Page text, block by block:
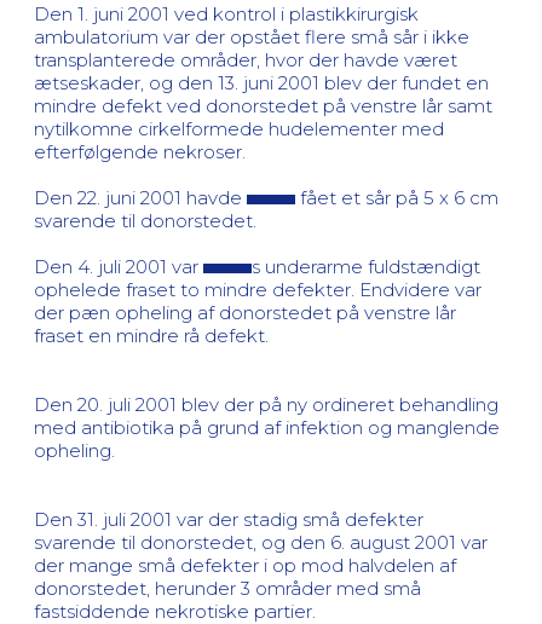
Den 1. juni 2001 ved kontrol i plastikkirurgisk
ambulatorium var der opstået flere små sår i ikke
transplanterede områder, hvor der havde været
ætseskader, og den 13. juni 2001 blev der fundet en
mindre defekt ved donorstedet på venstre lår samt
nytilkomne cirkelformede hudelementer med
efterfølgende nekroser.
Den 22. juni 2001 havde
fået et sår på 5 x 6 cm
svarende til donorstedet.
Den 4. juli 2001 var
s underarme fuldstændigt
ophelede fraset to mindre defekter. Endvidere var
der pæn opheling af donorstedet på venstre lår
fraset en mindre rå defekt.
Den 20. juli 2001 blev der på ny ordineret behandling
med antibiotika på grund af infektion og manglende
opheling.
Den 31. juli 2001 var der stadig små defekter
svarende til donorstedet, og den 6. august 2001 var
der mange små defekter i op mod halvdelen af
donorstedet, herunder 3 områder med små
fastsiddende nekrotiske partier.